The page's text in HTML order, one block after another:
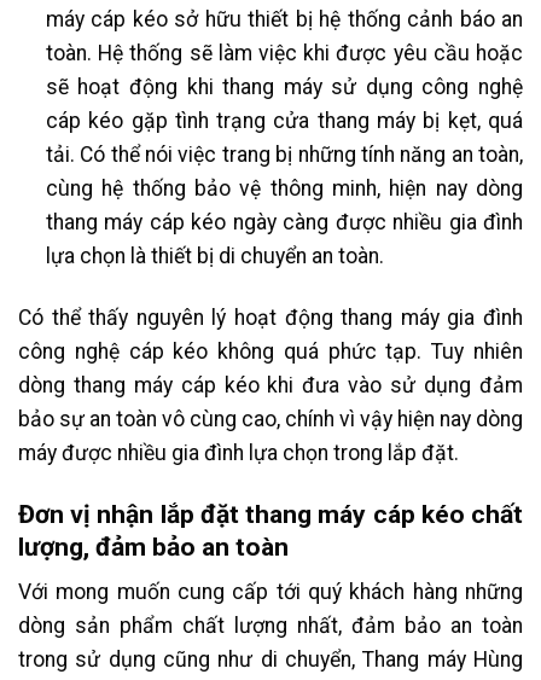
máy cáp kéo sở hữu thiết bị hệ thống cảnh báo an
toàn. Hệ thống sẽ làm việc khi được yêu cầu hoặc
sẽ hoạt động khi thang máy sử dụng công nghệ
cáp kéo gặp tình trạng cửa thang máy bị kẹt, quá
tải. Có thể nói việc trang bị những tính năng an toàn,
cùng hệ thống bảo vệ thông minh, hiện nay dòng
thang máy cáp kéo ngày càng được nhiều gia đình
lựa chọn là thiết bị di chuyển an toàn.
Có thể thấy nguyên lý hoạt động thang máy gia đình
công nghệ cáp kéo không quá phức tạp. Tuy nhiên
dòng thang máy cáp kéo khi đưa vào sử dụng đảm
bảo sự an toàn vô cùng cao, chính vì vậy hiện nay dòng
máy được nhiều gia đình lựa chọn trong lắp đặt.
Đơn vị nhận lắp đặt thang máy cáp kéo chất
lượng, đảm bảo an toàn
Với mong muốn cung cấp tới quý khách hàng những
dòng sản phẩm chất lượng nhất, đảm bảo an toàn
trong sử dụng cũng như di chuyển, Thang máy Hùng